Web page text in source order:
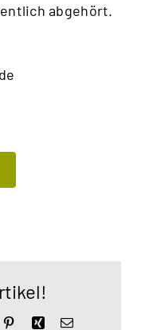
abgehört.
PinterestXingE-